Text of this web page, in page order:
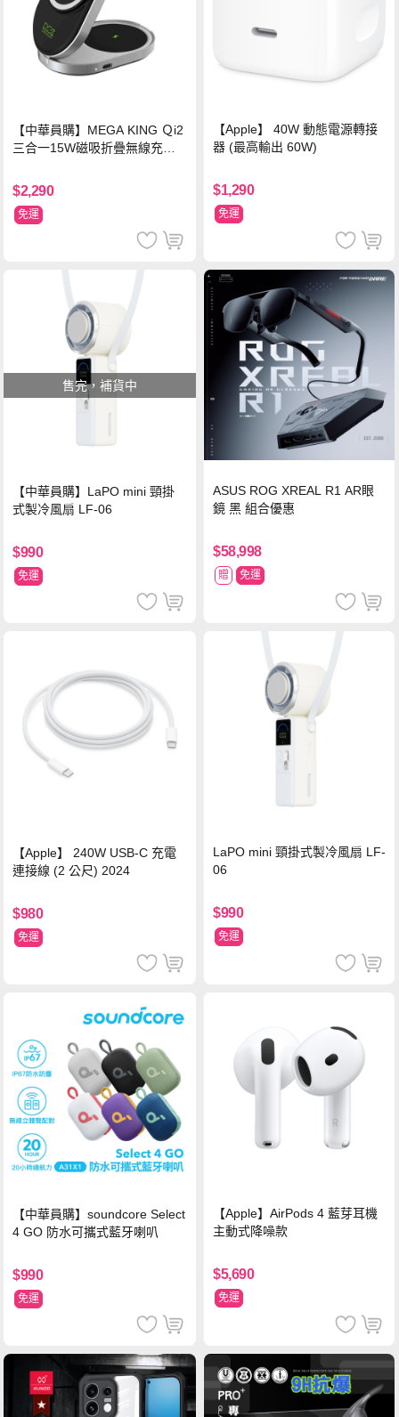
【中華員購】MEGA KING Ｑi2
三合一15W磁吸折疊無線充電
$2,290
免運
【Apple】 40W 動態電源轉接
器 (最高輸出 60W)
$1,290
免運
售完，補貨中
【中華員購】LaPO mini 頸掛
式製冷風扇 LF-06
$990
免運
ASUS ROG XREAL R1 AR眼
鏡 黑 組合優惠
$58,998
贈 免運
【Apple】 240W USB-C 充電
連接線 (2 公尺) 2024
$980
免運
LaPO mini 頸掛式製冷風扇 LF-
06
$990
免運
【中華員購】soundcore Select
4 GO 防水可攜式藍牙喇叭
$990
免運
【Apple】AirPods 4 藍芽耳機
主動式降噪款
$5,690
免運